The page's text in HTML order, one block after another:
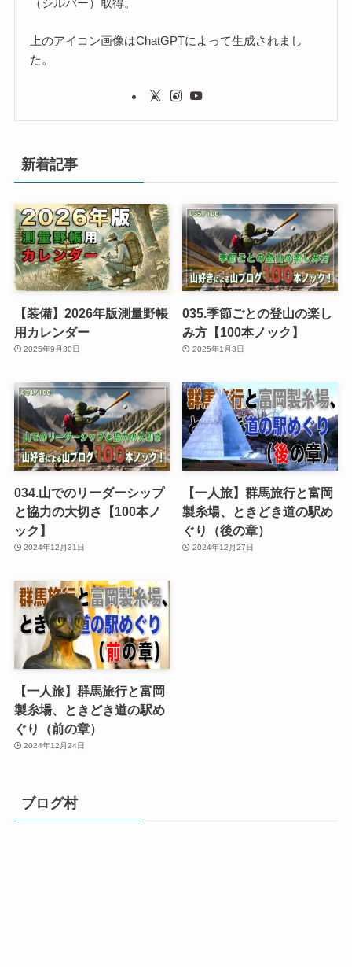
（シルバー）取得。
上のアイコン画像はChatGPTによって生成されまし
た。
新着記事
【装備】2026年版測量野帳
用カレンダー
2025年9月30日
035.季節ごとの登山の楽し
み方【100本ノック】
2025年1月3日
034.山でのリーダーシップ
と協力の大切さ【100本ノ
ック】
2024年12月31日
【一人旅】群馬旅行と富岡
製糸場、ときどき道の駅め
ぐり（後の章）
2024年12月27日
【一人旅】群馬旅行と富岡
製糸場、ときどき道の駅め
ぐり（前の章）
2024年12月24日
ブログ村